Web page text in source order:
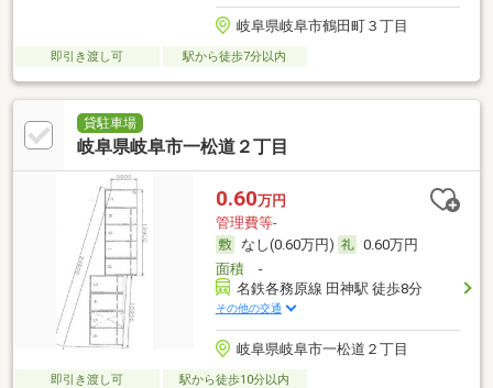
岐阜県岐阜市鶴田町３丁目
即引き渡し可 駅から徒歩7分以内
貸駐車場
岐阜県岐阜市一松道２丁目
0.60万円
管理費等-
なし(0.60万円)
0.60万円
面積-
名鉄各務原線 田神駅 徒歩8分
その他の交通
岐阜県岐阜市一松道２丁目
即引き渡し可 駅から徒歩10分以内